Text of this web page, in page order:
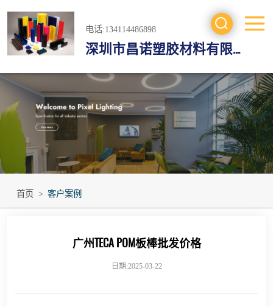
深圳市昌诺塑胶材料有限公司
电话:134114486898
首页 > 客户案例
广州TECA POM板棒批发价格
日期:2025-03-22
工程塑料
防静电材料
绝缘材料